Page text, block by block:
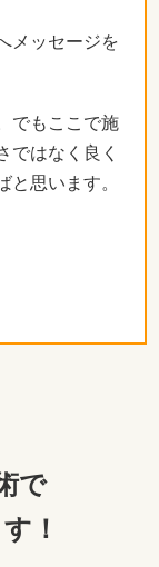
メッセージを
でもここで施
ではなく良く
と思います。
で
！